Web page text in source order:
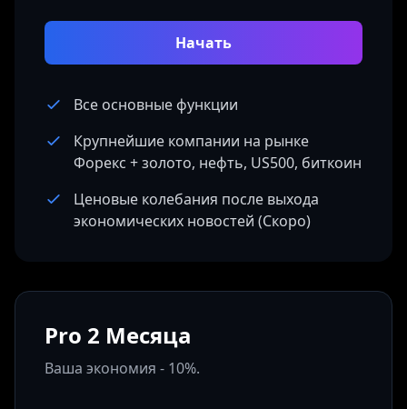
Начать
Все основные функции
Крупнейшие компании на рынке
Форекс + золото, нефть, US500, биткоин
Ценовые колебания после выхода
экономических новостей (Скоро)
Pro 2 Месяца
Ваша экономия - 10%.